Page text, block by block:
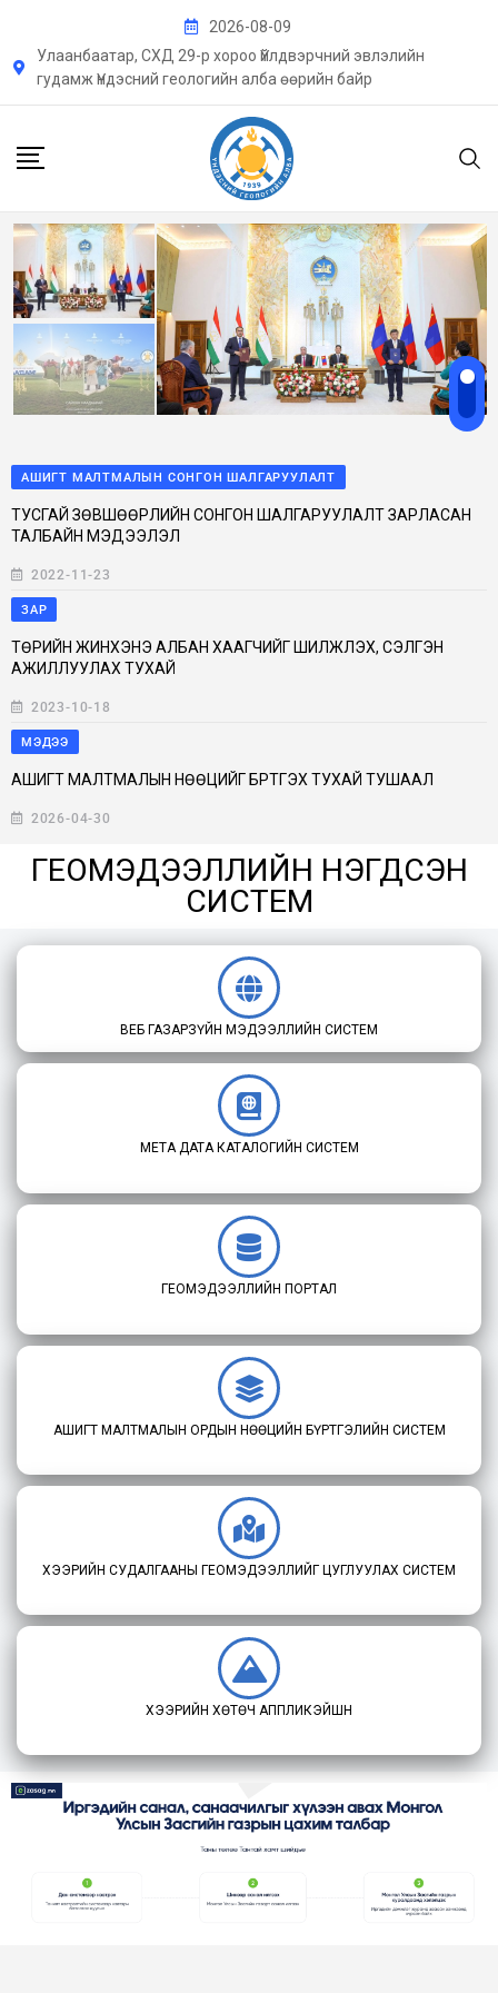
2026-08-09
Улаанбаатар, СХД 29-р хороо Үйлдвэрчний эвлэлийн
гудамж Үндэсний геологийн алба өөрийн байр
АШИГТ МАЛТМАЛЫН СОНГОН ШАЛГАРУУЛАЛТ
ТУСГАЙ ЗӨВШӨӨРЛИЙН СОНГОН ШАЛГАРУУЛАЛТ ЗАРЛАСАН
ТАЛБАЙН МЭДЭЭЛЭЛ
2022-11-23
ЗАР
ТӨРИЙН ЖИНХЭНЭ АЛБАН ХААГЧИЙГ ШИЛЖҮҮЛЭХ, СЭЛГЭН
АЖИЛЛУУЛАХ ТУХАЙ
2023-10-18
МЭДЭЭ
АШИГТ МАЛТМАЛЫН НӨӨЦИЙГ БҮРТГЭХ ТУХАЙ ТУШААЛ
2026-04-30
ГЕОМЭДЭЭЛЛИЙН НЭГДСЭН
СИСТЕМ
ВЕБ ГАЗАРЗҮЙН МЭДЭЭЛЛИЙН СИСТЕМ
МЕТА ДАТА КАТАЛОГИЙН СИСТЕМ
ГЕОМЭДЭЭЛЛИЙН ПОРТАЛ
АШИГТ МАЛТМАЛЫН ОРДЫН НӨӨЦИЙН БҮРТГЭЛИЙН СИСТЕМ
ХЭЭРИЙН СУДАЛГААНЫ ГЕОМЭДЭЭЛЛИЙГ ЦУГЛУУЛАХ СИСТЕМ
ХЭЭРИЙН ХӨТӨЧ АППЛИКЭЙШН